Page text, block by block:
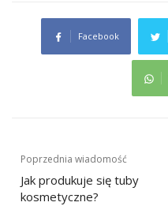
Facebook
Nawigacja
wpisu
Poprzednia wiadomość
Jak produkuje się tuby
kosmetyczne?